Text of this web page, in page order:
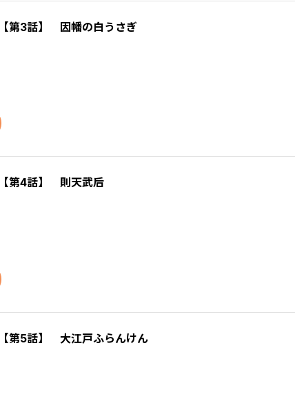
第3話】 因幡の白うさぎ
第4話】 則天武后
第5話】 大江戸ふらんけん